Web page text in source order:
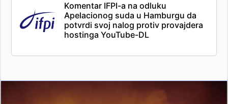
Komentar IFPI-a na odluku
Apelacionog suda u Hamburgu da
potvrdi svoj nalog protiv provajdera
hostinga YouTube-DL